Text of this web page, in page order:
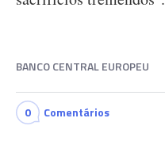
BANCO CENTRAL EUROPEU
0 Comentários